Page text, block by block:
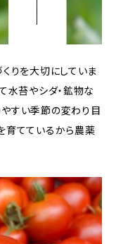
りを大切にしていま
水苔やシダ・鉱物な
すい季節の変わり目
育てているから農薬